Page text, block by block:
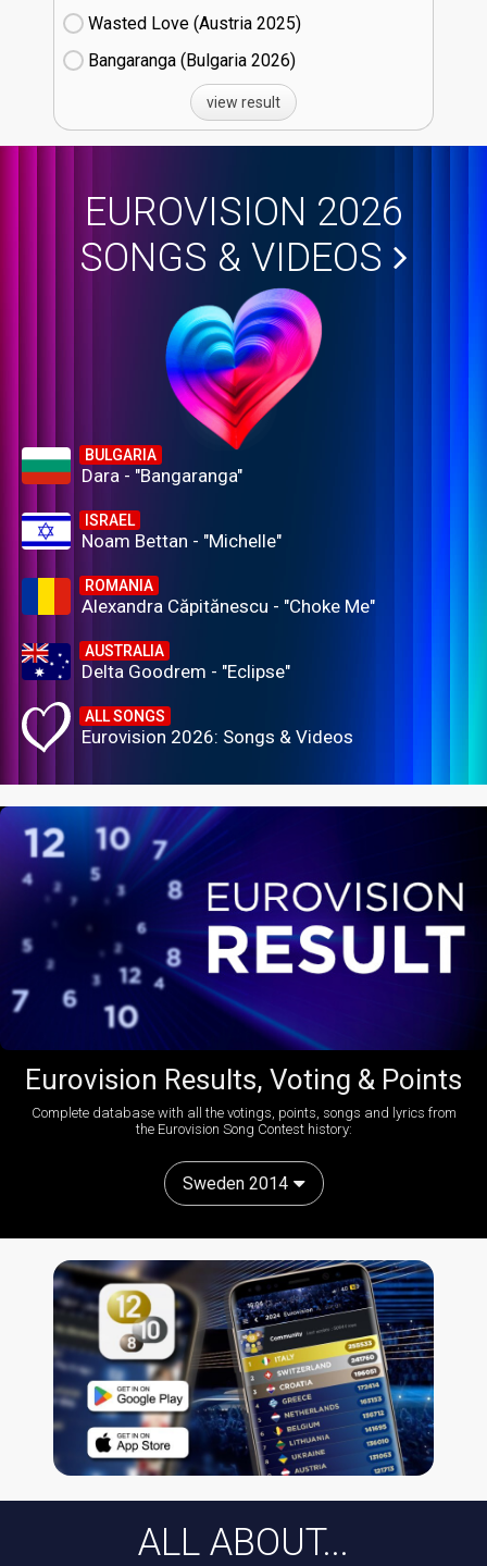
Wasted Love (Austria
25)
Bangaranga (Bulgaria
26)
view result
EUROVISION 2026
SONGS & VIDEOS
BULGARIA
Dara - "Bangaranga"
ISRAEL
Noam Bettan - "Michelle"
ROMANIA
Alexandra Căpitănescu - "Choke Me"
AUSTRALIA
Delta Goodrem - "Eclipse"
ALL SONGS
Eurovision 2026: Songs & Videos
Eurovision Results, Voting & Points
Complete database with all the votings, points, songs and lyrics from
the Eurovision Song Contest history:
Sweden 2014
ALL ABOUT...